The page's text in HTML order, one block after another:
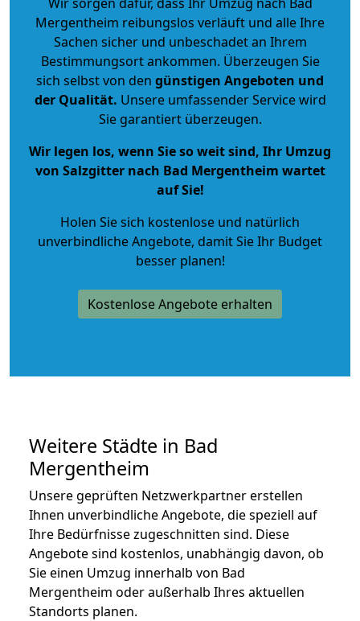
Mergentheim reibungslos verläuft und alle Ihre
Sachen sicher und unbeschadet an Ihrem
Bestimmungsort ankommen. Überzeugen Sie
sich selbst von den günstigen Angeboten und
der Qualität. Unsere umfassender Service wird
Sie garantiert überzeugen.
Wir legen los, wenn Sie so weit sind, Ihr Umzug
von Salzgitter nach Bad Mergentheim wartet
auf Sie!
Holen Sie sich kostenlose und natürlich
unverbindliche Angebote, damit Sie Ihr Budget
besser planen!
Kostenlose Angebote erhalten
Weitere Städte in Bad
Mergentheim
Unsere geprüften Netzwerkpartner erstellen
Ihnen unverbindliche Angebote, die speziell auf
Ihre Bedürfnisse zugeschnitten sind. Diese
Angebote sind kostenlos, unabhängig davon, ob
Sie einen Umzug innerhalb von Bad
Mergentheim oder außerhalb Ihres aktuellen
Standorts planen.